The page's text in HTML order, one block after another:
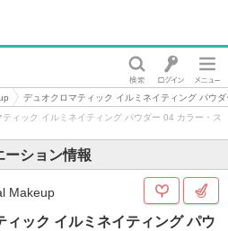
デュオクロマティック イルミネイティング パウダ
ィック イルミネイティング パウダー 04 カラー・ス
ーション情報
Makeup
ィック イルミネイティング パウ